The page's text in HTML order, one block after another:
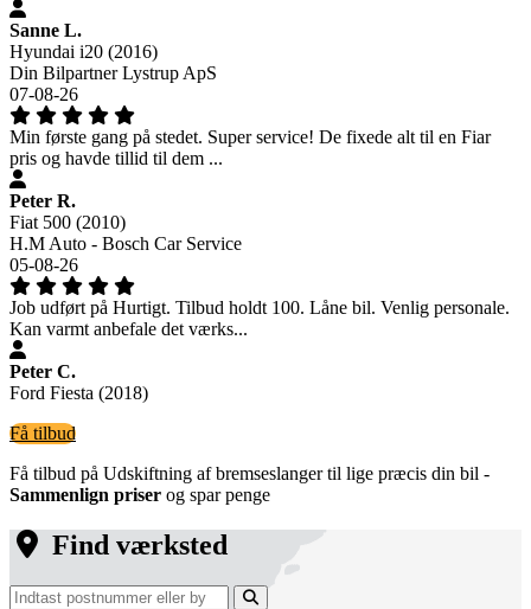
Sanne L.
Hyundai i20 (2016)
Din Bilpartner Lystrup ApS
07-08-26
Min første gang på stedet. Super service! De fixede alt til en Fiar
pris og havde tillid til dem ...
Peter R.
Fiat 500 (2010)
H.M Auto - Bosch Car Service
05-08-26
Job udført på Hurtigt. Tilbud holdt 100. Låne bil. Venlig personale.
Kan varmt anbefale det værks...
Peter C.
Ford Fiesta (2018)
Få tilbud
Få tilbud på Udskiftning af bremseslanger til lige præcis din bil -
Sammenlign priser og spar penge
Find værksted